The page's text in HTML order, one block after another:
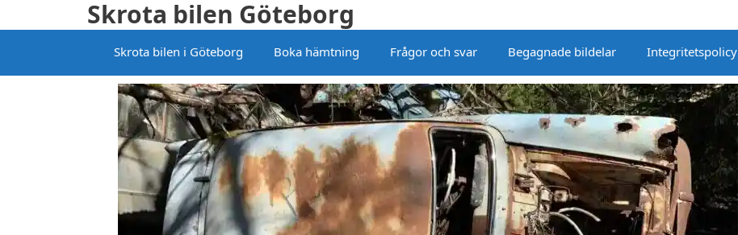
till
Skrota bilen Göteborg
Skrota bilen i Göteborg Boka hämtning Frågor och svar Begagnade bildelar Integritetspolicy